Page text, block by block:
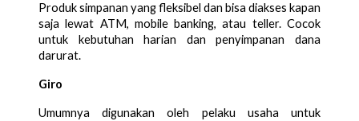
Produk simpanan yang fleksibel dan bisa diakses kapan
saja lewat ATM, mobile banking, atau teller. Cocok
untuk kebutuhan harian dan penyimpanan dana
darurat.
Giro
Umumnya digunakan oleh pelaku usaha untuk